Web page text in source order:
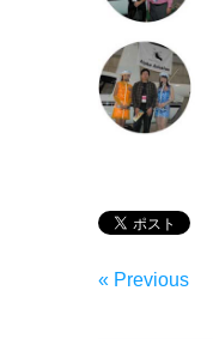
« Previous